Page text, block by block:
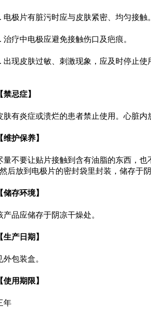
电极片有脏污时应与皮肤紧密、均匀接触。
治疗中电极应避免接触伤口及疤痕。
出现皮肤过敏、刺激现象，应及时停止使
禁忌症】
肤有炎症或溃烂的患者禁止使用。心脏内
维护保养】
量不要让贴片接触到含有油脂的东西，
后放到电极片的密封袋里封装，储存于阴
储存环境】
产品应储存于阴凉干燥处。
生产日期】
外包装盒。
使用期限】
年